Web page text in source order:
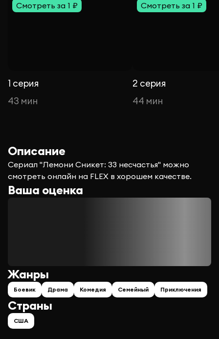
Смотреть за 1 ₽
1 серия
43 мин
Смотреть за 1 ₽
2 серия
44 мин
Описание
Сериал "Лемони Сникет: 33 несчастья" можно
смотреть онлайн на FLEX в хорошем качестве.
Ваша оценка
Страны
США
Жанры
Боевик Драма Комедия Семейный Приключения